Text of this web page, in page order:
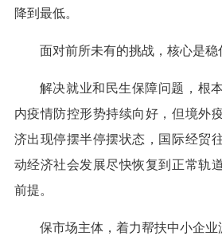
降到最低。
面对前所未有的挑战，核心是
解决就业和民生保障问题，根
内疫情防控形势持续向好，但境外
济出现停摆半停摆状态，国际经贸
动经济社会发展尽快恢复到正常轨
前提。
保市场主体，着力帮扶中小企业